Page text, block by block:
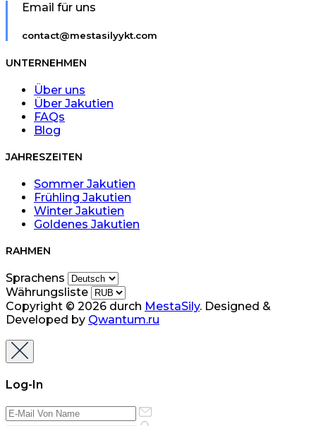
Email für uns
contact@mestasilyykt.com
UNTERNEHMEN
Über uns
Über Jakutien
FAQs
Blog
JAHRESZEITEN
Sommer Jakutien
Frühling Jakutien
Winter Jakutien
Goldenes Jakutien
RAHMEN
Sprachens
Währungsliste
Copyright © 2026 durch MestaSily. Designed &
Developed by Qwantum.ru
Log-In